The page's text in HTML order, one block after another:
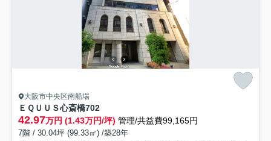
大阪市中央区南船場
ＥＱＵＵＳ心斎橋702
42.97万円 (1.43万円/坪) 管理/共益費99,165円
7階 / 30.04坪 (99.33㎡) /築28年